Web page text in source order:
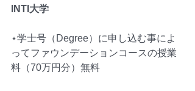
INTI大学
⋆学士号（Degree）に申し込む事によ
ってファウンデーションコースの授業
料（70万円分）無料